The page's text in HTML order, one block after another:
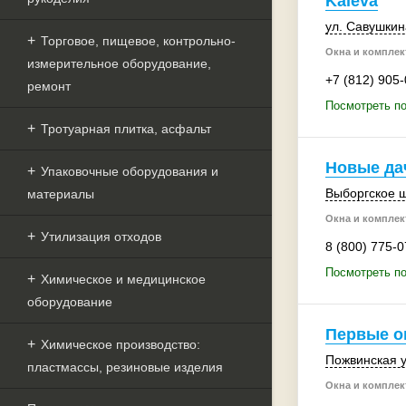
Торговое, пищевое, контрольно-
измерительное оборудование,
ремонт
Тротуарная плитка, асфальт
Упаковочные оборудования и
материалы
Утилизация отходов
Химическое и медицинское
оборудование
Химическое производство:
пластмассы, резиновые изделия
ул.
Окна и
+7 (812)
Посмотреть
Новые
Выборгское
Окна и
8 (800) 775-
Посмотреть
Первые
Пожвинская
Окна и